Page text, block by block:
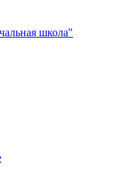
школа"